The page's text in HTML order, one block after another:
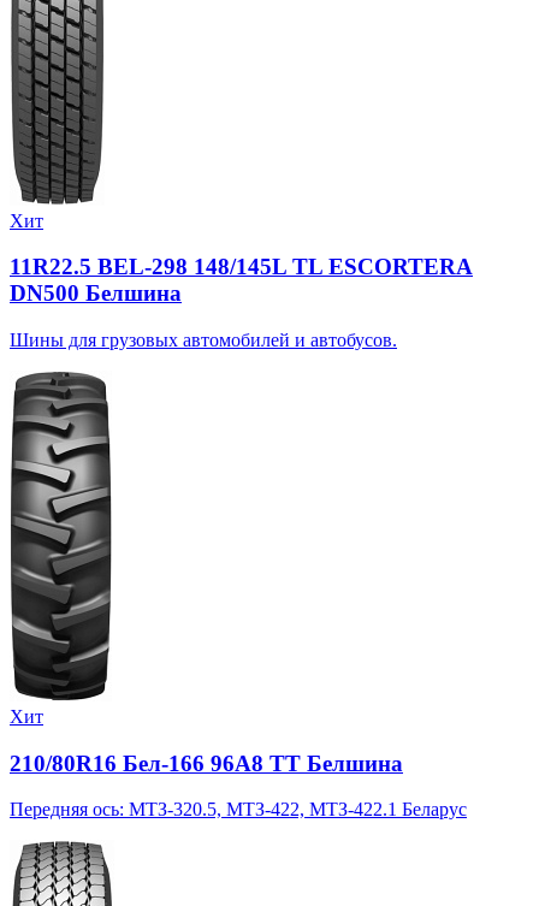
Хит
11R22.5 BEL-298 148/145L TL ESCORTERA
DN500 Белшина
Шины для грузовых автомобилей и автобусов.
Хит
210/80R16 Бел-166 96A8 TT Белшина
Передняя ось: МТЗ-320.5, МТЗ-422, МТЗ-422.1 Беларус